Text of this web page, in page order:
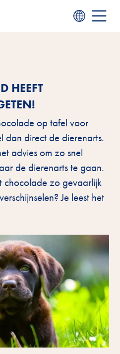
HEEFT
op tafel voor
dan direct de dierenarts.
advies om zo snel
de dierenarts te gaan.
chocolade zo gevaarlijk
Je leest het